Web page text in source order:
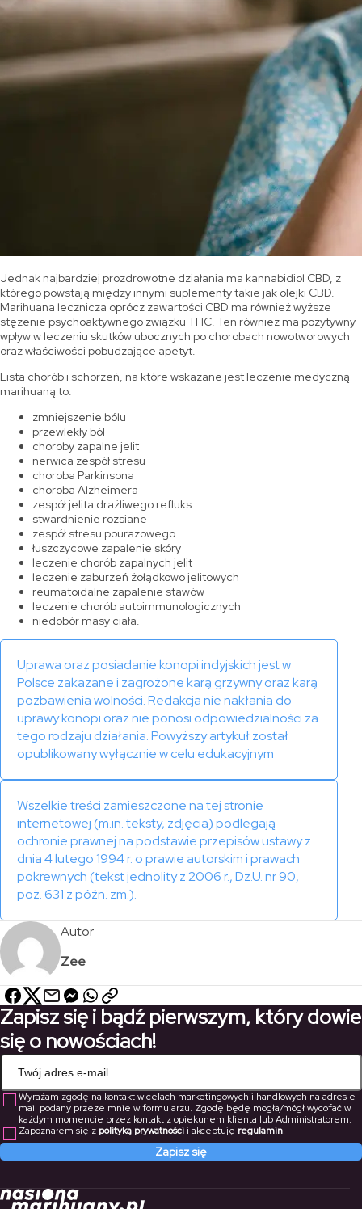
Jednak najbardziej prozdrowotne działania ma kannabidiol CBD, z
którego powstają między innymi suplementy takie jak olejki CBD.
Marihuana lecznicza oprócz zawartości CBD ma również wyższe
stężenie psychoaktywnego związku THC. Ten również ma pozytywny
wpływ w leczeniu skutków ubocznych po chorobach nowotworowych
oraz właściwości pobudzające apetyt.
Lista chorób i schorzeń, na które wskazane jest leczenie medyczną
marihuaną to:
zmniejszenie bólu
przewlekły ból
choroby zapalne jelit
nerwica zespół stresu
choroba Parkinsona
choroba Alzheimera
zespół jelita drażliwego refluks
stwardnienie rozsiane
zespół stresu pourazowego
łuszczycowe zapalenie skóry
leczenie chorób zapalnych jelit
leczenie zaburzeń żołądkowo jelitowych
reumatoidalne zapalenie stawów
leczenie chorób autoimmunologicznych
niedobór masy ciała.
Uprawa oraz posiadanie konopi indyjskich jest w
Polsce zakazane i zagrożone karą grzywny oraz karą
pozbawienia wolności. Redakcja nie nakłania do
uprawy konopi oraz nie ponosi odpowiedzialności za
tego rodzaju działania. Powyższy artykuł został
opublikowany wyłącznie w celu edukacyjnym
Wszelkie treści zamieszczone na tej stronie
internetowej (m.in. teksty, zdjęcia) podlegają
ochronie prawnej na podstawie przepisów ustawy z
dnia 4 lutego 1994 r. o prawie autorskim i prawach
pokrewnych (tekst jednolity z 2006 r., Dz.U. nr 90,
poz. 631 z późn. zm.).
Autor
Zee
Zapisz się i bądź pierwszym, który dowie
się o nowościach!
Wyrażam zgodę na kontakt w celach marketingowych i handlowych na adres e-
mail podany przeze mnie w formularzu. Zgodę będę mogła/mógł wycofać w
każdym momencie przez kontakt z opiekunem klienta lub Administratorem.
Zapoznałem się z polityką prywatnościi akceptuję regulamin.
Zapisz się